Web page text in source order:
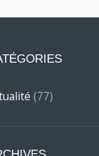
(77)